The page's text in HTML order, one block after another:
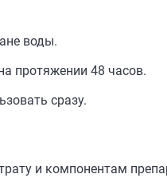
воды.
протяжении 48 часов.
сразу.
и компонентам